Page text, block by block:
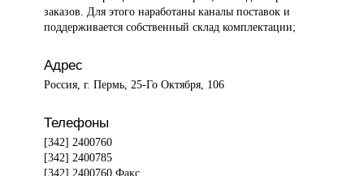
заказов. Для этого наработаны каналы поставок и
поддерживается собственный склад комплектации;
Адрес
Россия, г. Пермь, 25-Го Октября, 106
Телефоны
[342] 2400760
[342] 2400785
[342] 2400760 Факс